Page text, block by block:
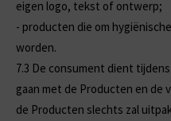
eigen logo, tekst of ontwerp;
- producten die om
worden.
7.3 De consument dient
gaan met de Producten en de
de Producten slechts zal